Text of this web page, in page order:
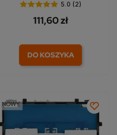
5.0 (2)
111,60 zł
DO KOSZYKA
NOWY